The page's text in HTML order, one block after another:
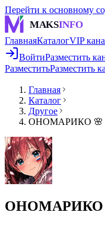
Перейти к основному
MAKSINFO
ГлавнаяКаталогVIP
ВойтиРазместить
РазместитьРазместить
Главная
Каталог
Другое
ОНОМАРИКО 🌸
ОНОМАРИКО